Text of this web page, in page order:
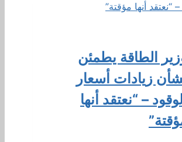
الطاقة يطمئن
زيادات أسعار
الوقود – “نعتقد أنها